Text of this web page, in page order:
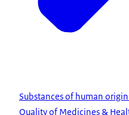
Substances of human
Quality of Medicines &